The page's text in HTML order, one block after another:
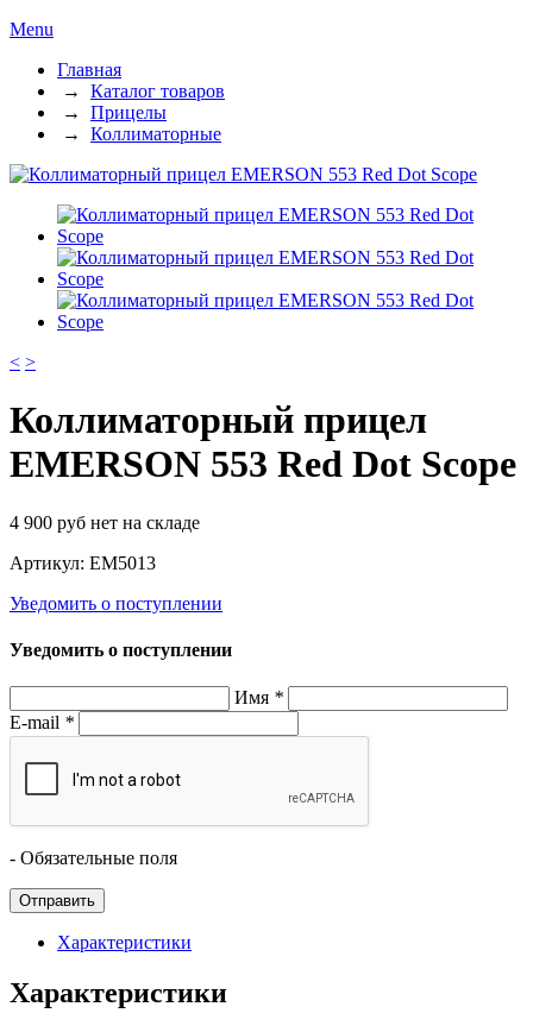
Menu
Главная
→ Каталог товаров
→ Прицелы
→ Коллиматорные
< >
Коллиматорный прицел
EMERSON 553 Red Dot Scope
4 900 руб нет на складе
Артикул: EM5013
Уведомить о поступлении
Уведомить о поступлении
Имя *
E-mail *
- Обязательные поля
Характеристики
Характеристики